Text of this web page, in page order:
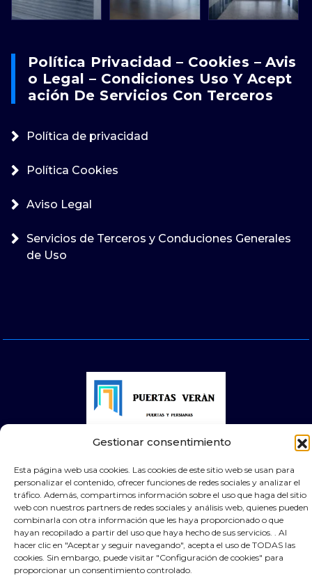
Gestionar consentimiento
Esta página web usa cookies. Las cookies de este sitio web se usan para
personalizar el contenido, ofrecer funciones de redes sociales y analizar el
tráfico. Además, compartimos información sobre el uso que haga del sitio
web con nuestros partners de redes sociales y análisis web, quienes pueden
combinarla con otra información que les haya proporcionado o que
hayan recopilado a partir del uso que haya hecho de sus servicios. . Al
hacer clic en "Aceptar y seguir navegando", acepta el uso de TODAS las
cookies. Sin embargo, puede visitar "Configuración de cookies" para
proporcionar un consentimiento controlado.
Política Privacidad – Cookies – Avis
O Legal – Condiciones Uso Y Acept
Ación De Servicios Con Terceros
Política de privacidad
Política Cookies
Aviso Legal
Servicios de Terceros y Conduciones Generales
de Uso
© 2026 Puertas Automáticas Zaragoza | Todos los
derechos reservados Websocialmedia